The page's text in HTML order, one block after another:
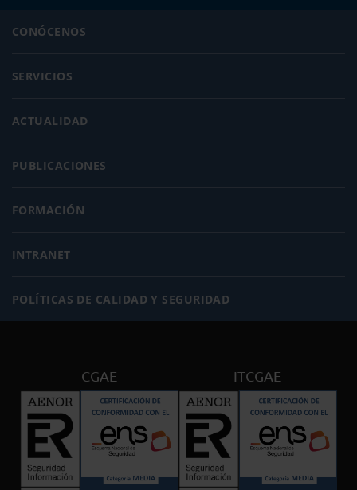
CONÓCENOS
SERVICIOS
ACTUALIDAD
PUBLICACIONES
FORMACIÓN
INTRANET
POLÍTICAS DE CALIDAD Y SEGURIDAD
CGAE ITCGAE